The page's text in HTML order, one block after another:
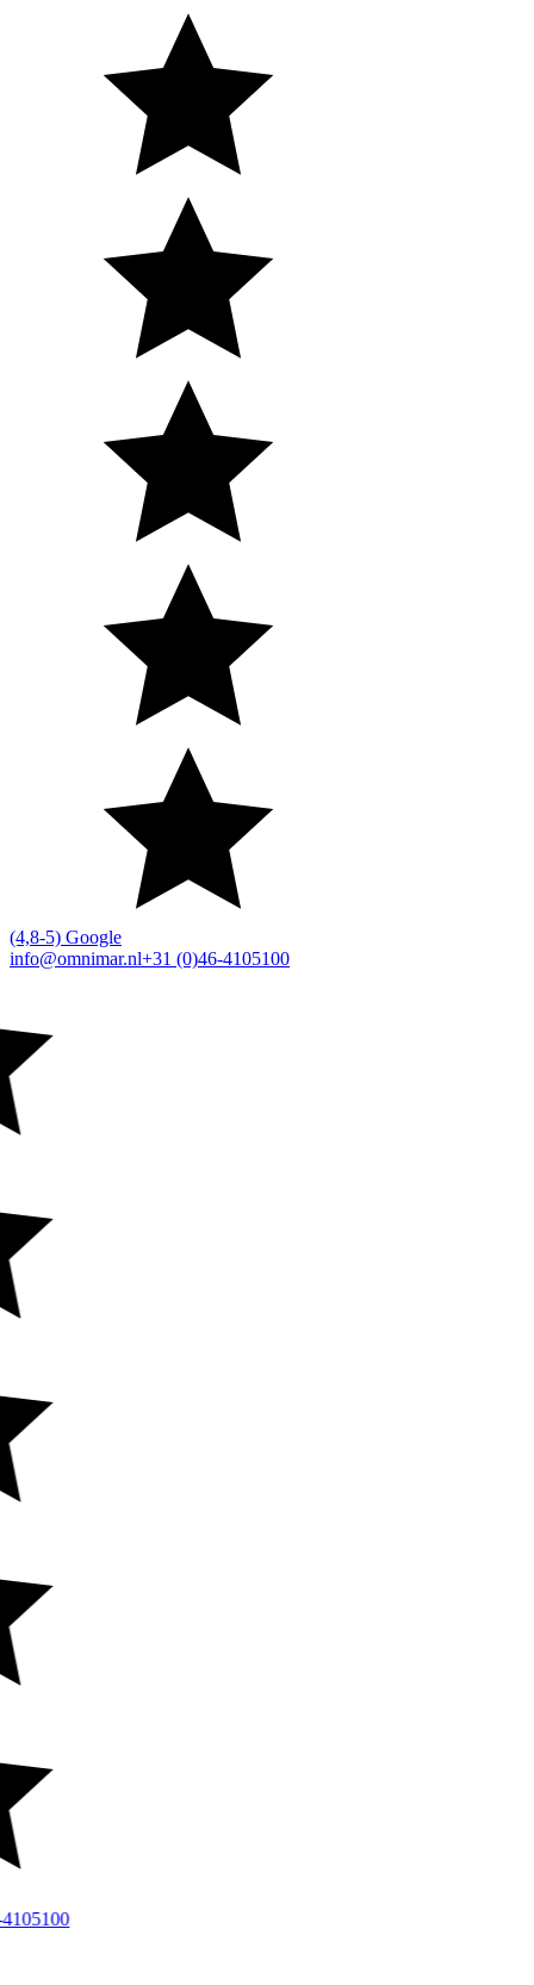
(4,8-5) Google
info@omnimar.nl+31 (0)46-4105100